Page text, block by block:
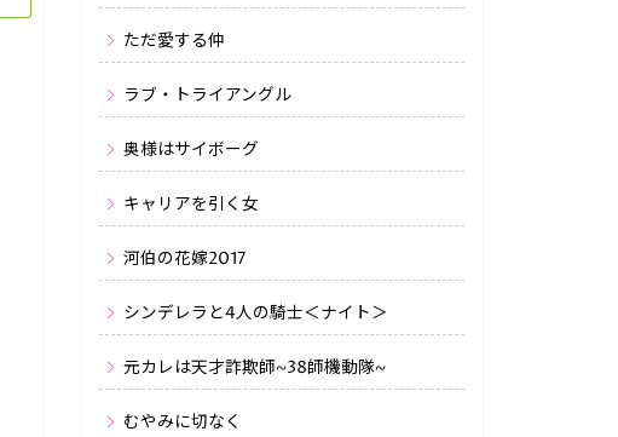
ただ愛する仲
ラブ・トライアングル
奥様はサイボーグ
キャリアを引く女
河伯の花嫁2017
シンデレラと4人の騎士＜ナイト＞
元カレは天才詐欺師~38師機動隊~
むやみに切なく